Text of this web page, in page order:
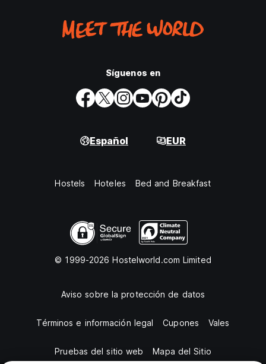
Síguenos en
Español EUR
Hostels Hoteles Bed and Breakfast
© 1999-2026 Hostelworld.com Limited
Aviso sobre la protección de datos
Términos e información legal Cupones Vales
Pruebas del sitio web Mapa del Sitio